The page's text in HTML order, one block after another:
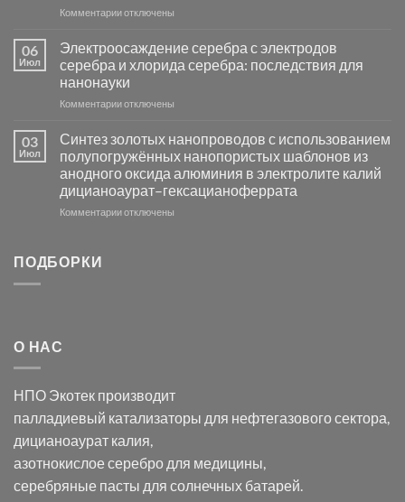
основе
группы
Комментариик
фотокаталитической
активности
Хлорида
Серебра-
в
видимом
свете
с
помощью
модификации
отключены
06
Июл
Электроосаждение серебра с электродов
серебра и хлорида серебра: последствия для
нанонауки
Комментариик
серебра
с
электродов
серебра
и
отключены
03
Июл
Синтез золотых нанопроводов с использованием
полупогружённых нанопористых шаблонов из
анодного оксида алюминия в электролите калий
дицианоаурат–гексацианоферрата
Комментариик
оксида
в
электролите
калий
дицианоаурат–
гексацианоферрата
отключены
ПОДБОРКИ
О НАС
НПО Экотек производит
палладиевый катализаторы для нефтегазового сектора,
дицианоаурат калия,
азотнокислое серебро для медицины,
серебряные пасты для солнечных батарей.